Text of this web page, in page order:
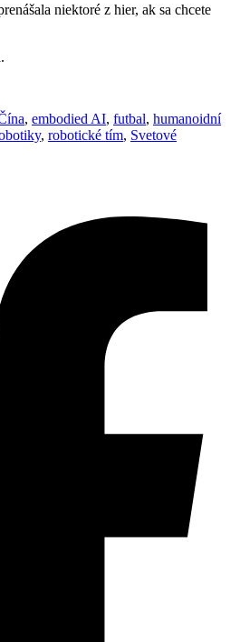
niektoré z hier, ak sa chcete
, embodied AI, futbal, humanoidní
, robotické tím, Svetové